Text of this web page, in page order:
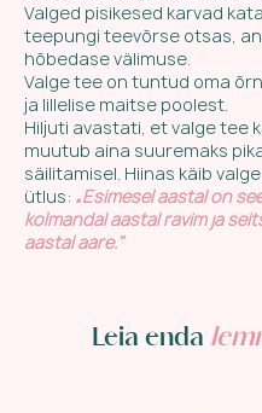
Valged pisikesed karvad
teepungi teevõrse otsas,
hõbedase välimuse.
Valge tee on tuntud oma
ja lillelise maitse poolest.
Hiljuti avastati, et valge tee
muutub aina suuremaks
säilitamisel. Hiinas käib
ütlus: „Esimesel aastal on
kolmandal aastal ravim ja
aastal aare."
Leia enda